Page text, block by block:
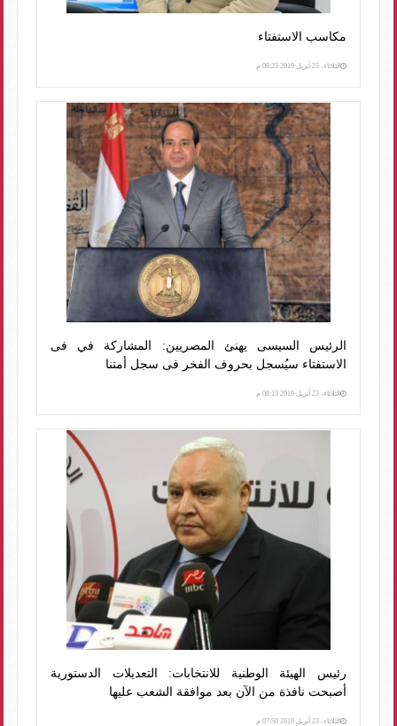
مكاسب الاستفتاء
الثلاثاء، 23 أبريل 2019 08:23 م
الرئيس السيسى يهنئ المصريين: المشاركة في فى
الاستفتاء سيُسجل بحروف الفخر فى سجل أمتنا
الثلاثاء، 23 أبريل 2019 08:13 م
رئيس الهيئة الوطنية للانتخابات: التعديلات الدستورية
أصبحت نافذة من الآن بعد موافقة الشعب عليها
الثلاثاء، 23 أبريل 2019 07:50 م